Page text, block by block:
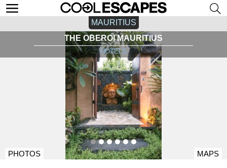
MAURITIUS
THE OBEROI MAURITIUS
HOTELS
PHOTOS MAPS